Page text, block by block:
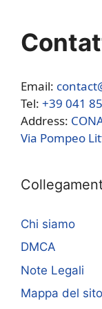
Email:
Tel: +39 041
Address:
Via Pompeo
Chi siamo
DMCA
Note Legali
Mappa del sito